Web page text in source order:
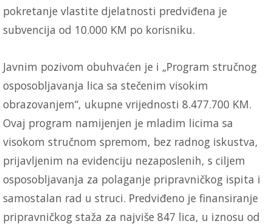
pokretanje vlastite djelatnosti predviđena je
subvencija od 10.000 KM po korisniku.
Javnim pozivom obuhvaćen je i „Program stručnog
osposobljavanja lica sa stečenim visokim
obrazovanjem“, ukupne vrijednosti 8.477.700 KM.
Ovaj program namijenjen je mladim licima sa
visokom stručnom spremom, bez radnog iskustva,
prijavljenim na evidenciju nezaposlenih, s ciljem
osposobljavanja za polaganje pripravničkog ispita i
samostalan rad u struci. Predviđeno je finansiranje
pripravničkog staža za najviše 847 lica, u iznosu od